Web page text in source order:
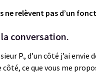
ne relèvent pas d’un
conversation.
P., d’un côté j’ai envie
côté, ce que vous me